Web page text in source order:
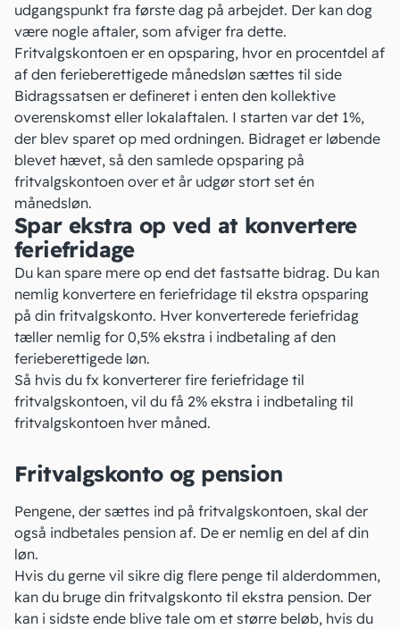
udgangspunkt fra første dag på arbejdet. Der kan dog
være nogle aftaler, som afviger fra dette.
Fritvalgskontoen er en opsparing, hvor en procentdel af
af den ferieberettigede månedsløn sættes til side
Bidragssatsen er defineret i enten den kollektive
overenskomst eller lokalaftalen. I starten var det 1%,
der blev sparet op med ordningen. Bidraget er løbende
blevet hævet, så den samlede opsparing på
fritvalgskontoen over et år udgør stort set én
månedsløn.
Spar ekstra op ved at konvertere
feriefridage
Du kan spare mere op end det fastsatte bidrag. Du kan
nemlig konvertere en feriefridage til ekstra opsparing
på din fritvalgskonto. Hver konverterede feriefridag
tæller nemlig for 0,5% ekstra i indbetaling af den
ferieberettigede løn.
Så hvis du fx konverterer fire feriefridage til
fritvalgskontoen, vil du få 2% ekstra i indbetaling til
fritvalgskontoen hver måned.
Fritvalgskonto og pension
Pengene, der sættes ind på fritvalgskontoen, skal der
også indbetales pension af. De er nemlig en del af din
løn.
Hvis du gerne vil sikre dig flere penge til alderdommen,
kan du bruge din fritvalgskonto til ekstra pension. Der
kan i sidste ende blive tale om et større beløb, hvis du